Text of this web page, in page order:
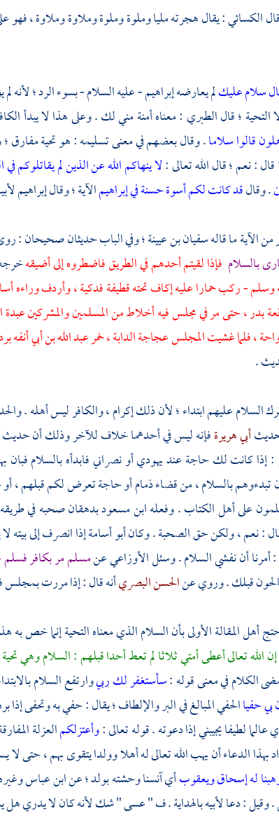
قالالكسائي: يقال هجرته مليا وملوة وملوة وملاوة وملاوة ،
سلام عليكلم يعارضهإبراهيم- عليه السلام - بسوء الرد ؛ لأنه لم
التحية ؛ قالالطبري : معناه أمنة مني لك . وعلى هذا لا يبدأ
قالوا سلاما. وقال بعضهم في معنى تسليمه : هو تحية مفارق ؛
: نعم ؛ قال الله تعالى :لا ينهاكم الله عن الذين لم يقاتلوكم
. وقالقد كانت لكم أسوة حسنة في إبراهيمالآية ؛ وقالإبراهيم
الآية ما قالهسفيان بن عيينة ؛وفي الباب حديثان صحيحان :
بالسلام فإذا لقيتم أحدهم في الطريق فاضطروه إلى أضيقه
وسلم - ركب حمارا عليه إكاف تحته قطيفة فدكية ، وأردف وراءه
بدر ،حتى مر في مجلس فيه أخلاط من المسلمين والمشركين عبدة
،فلما غشيت المجلس عجاجة الدابة ، خمرعبد الله بن أبيأنفه
.
السلام عليهم ابتداء ؛ لأن ذلك إكرام ، والكافر ليس أهله .
أبي هريرةفإنه ليس في أحدهما خلاف للآخر وذلك أن
: إذا كانت لك حاجة عند يهودي أو نصراني فابدأه بالسلام
تبدءوهم بالسلام ، من قضاء ذمام أو حاجة تعرض لكم قبلهم ،
علىأهل الكتاب. وفعلهابن مسعودبدهقانصحبه في
: نعم ، ولكن حق الصحبة . وكانأبو أسامةإذا انصرف إلى بيته
أن نفشي السلام . وسئلالأوزاعيعنمسلم مر بكافر فسلم
قبلك . وروي عنالحسن البصريأنه قال : إذا مررت
أهل المقالة الأولى بأن السلام الذي معناه التحية إنما خص به
إن الله تعالى أعطى أمتي ثلاثا لم تعط أحدا قبلهم : السلام وهي
الكلام في معنى قوله :سأستغفر لك ربيوارتفع السلام
بي حفياالحفي المبالغ في البر والإلطاف ؛ يقال : حفي به وتحفى إذا
عالما لطيفا يجيبني إذا دعوته . قوله تعالى :وأعتزلكمالعزلة
بهذا الدعاء أن يهب الله تعالى له أهلا وولدا يتقوى بهم ، حتى
له إسحاق ويعقوبأي آنسنا وحشته بولد ؛ عنابن عباس
. وقيل : دعا لأبيه بالهداية . ف " عسى " شك لأنه كان لا يدري هل